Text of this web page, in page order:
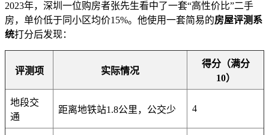
2023年，深圳一位购房者张先生看中了一套“高性价比”二手
房，单价低于同小区均价15%。他使用一套简易的房屋评测系
统打分后发现：
评测项 实际情况
得分（满分
10）
地段交
通
距离地铁站1.8公里，公交少 4